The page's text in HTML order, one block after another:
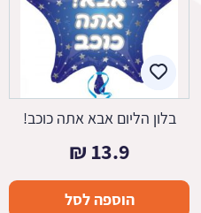
בלון הליום אבא אתה כוכב!
13.9
₪
הוספה לסל